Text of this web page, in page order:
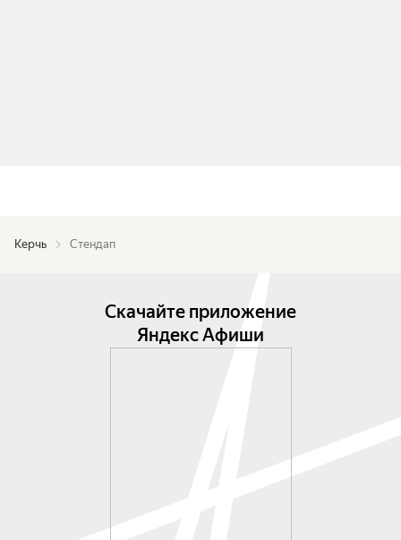
Керчь Стендап
Скачайте приложение
Яндекс Афиши